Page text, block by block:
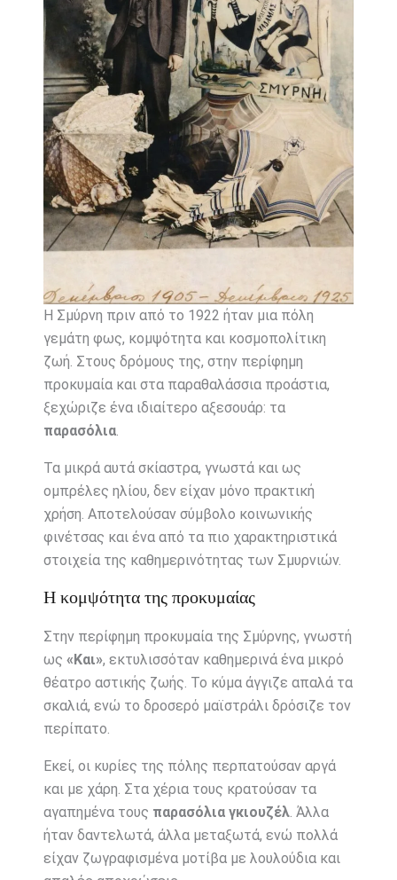
Η Σμύρνη πριν από το 1922 ήταν μια πόλη
γεμάτη φως, κομψότητα και κοσμοπολίτικη
ζωή. Στους δρόμους της, στην περίφημη
προκυμαία και στα παραθαλάσσια προάστια,
ξεχώριζε ένα ιδιαίτερο αξεσουάρ: τα
παρασόλια.
Τα μικρά αυτά σκίαστρα, γνωστά και ως
ομπρέλες ηλίου, δεν είχαν μόνο πρακτική
χρήση. Αποτελούσαν σύμβολο κοινωνικής
φινέτσας και ένα από τα πιο χαρακτηριστικά
στοιχεία της καθημερινότητας των Σμυρνιών.
Η κομψότητα της προκυμαίας
Στην περίφημη προκυμαία της Σμύρνης, γνωστή
ως «Και», εκτυλισσόταν καθημερινά ένα μικρό
θέατρο αστικής ζωής. Το κύμα άγγιζε απαλά τα
σκαλιά, ενώ το δροσερό μαϊστράλι δρόσιζε τον
περίπατο.
Εκεί, οι κυρίες της πόλης περπατούσαν αργά
και με χάρη. Στα χέρια τους κρατούσαν τα
αγαπημένα τους παρασόλια γκιουζέλ. Άλλα
ήταν δαντελωτά, άλλα μεταξωτά, ενώ πολλά
είχαν ζωγραφισμένα μοτίβα με λουλούδια και